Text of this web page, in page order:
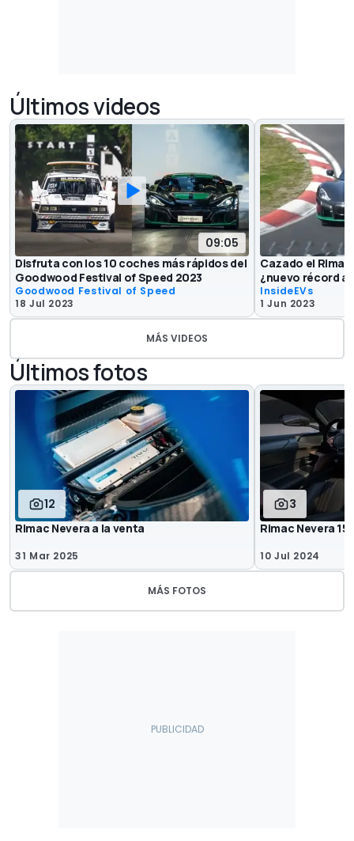
Últimos videos
09:05
Disfruta con los 10 coches más rápidos del
Goodwood Festival of Speed 2023
Goodwood Festival of Speed
18 Jul 2023
Cazado el
¿nuevo récord a
InsideEVs
1 Jun 2023
MÁS VIDEOS
Últimos fotos
12
Rimac Nevera a la venta
31 Mar 2025
3
Rimac Nevera
10 Jul 2024
MÁS FOTOS